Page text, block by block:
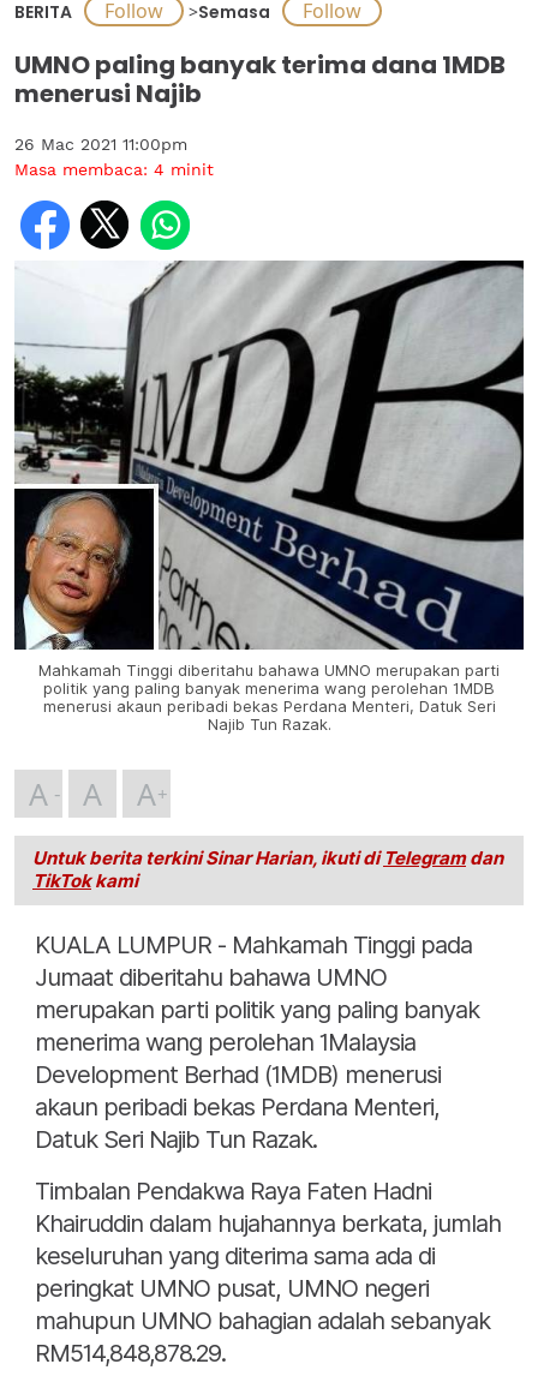
BERITA >Semasa
UMNO paling banyak terima dana 1MDB
menerusi Najib
26 Mac 2021 11:00pm
Masa membaca: 4 minit
Mahkamah Tinggi diberitahu bahawa UMNO merupakan parti
politik yang paling banyak menerima wang perolehan 1MDB
menerusi akaun peribadi bekas Perdana Menteri, Datuk Seri
Najib Tun Razak.
A A A
Untuk berita terkini Sinar Harian, ikuti di Telegramdan
TikTokkami
KUALA LUMPUR - Mahkamah Tinggi pada
Jumaat diberitahu bahawa UMNO
merupakan parti politik yang paling banyak
menerima wang perolehan 1Malaysia
Development Berhad (1MDB) menerusi
akaun peribadi bekas Perdana Menteri,
Datuk Seri Najib Tun Razak.
Timbalan Pendakwa Raya Faten Hadni
Khairuddin dalam hujahannya berkata, jumlah
keseluruhan yang diterima sama ada di
peringkat UMNO pusat, UMNO negeri
mahupun UMNO bahagian adalah sebanyak
RM514,848,878.29.